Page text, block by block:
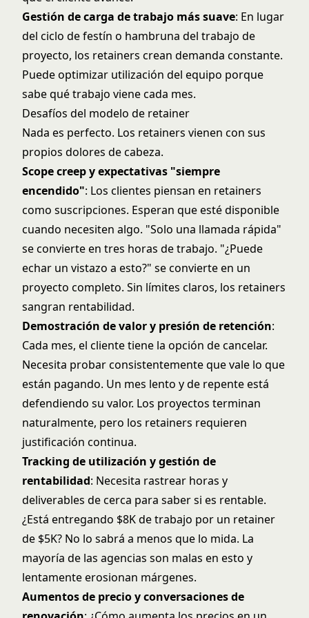
Gestión de carga de trabajo más suave: En lugar
del ciclo de festín o hambruna del trabajo de
proyecto, los retainers crean demanda constante.
Puede optimizar utilización del equipo porque
sabe qué trabajo viene cada mes.
Desafíos del modelo de retainer
Nada es perfecto. Los retainers vienen con sus
propios dolores de cabeza.
Scope creep y expectativas "siempre
encendido": Los clientes piensan en retainers
como suscripciones. Esperan que esté disponible
cuando necesiten algo. "Solo una llamada rápida"
se convierte en tres horas de trabajo. "¿Puede
echar un vistazo a esto?" se convierte en un
proyecto completo. Sin límites claros, los retainers
sangran rentabilidad.
Demostración de valor y presión de retención:
Cada mes, el cliente tiene la opción de cancelar.
Necesita probar consistentemente que vale lo que
están pagando. Un mes lento y de repente está
defendiendo su valor. Los proyectos terminan
naturalmente, pero los retainers requieren
justificación continua.
Tracking de utilización y gestión de
rentabilidad: Necesita rastrear horas y
deliverables de cerca para saber si es rentable.
¿Está entregando $8K de trabajo por un retainer
de $5K? No lo sabrá a menos que lo mida. La
mayoría de las agencias son malas en esto y
lentamente erosionan márgenes.
Aumentos de precio y conversaciones de